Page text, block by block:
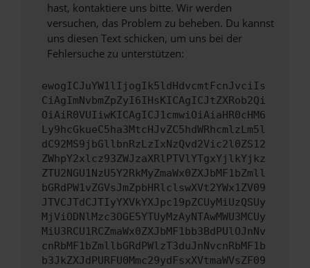
hast, kontaktiere uns bitte. Wir werden
versuchen, das Problem zu beheben. Du kannst
uns diesen Text schicken, um uns bei der
Fehlersuche zu unterstützen:
ewogICJuYW1lIjogIk5ldHdvcmtFcnJvciIs
CiAgImNvbmZpZyI6IHsKICAgICJtZXRob2Qi
OiAiR0VUIiwKICAgICJ1cmwiOiAiaHR0cHM6
Ly9hcGkueC5ha3MtcHJvZC5hdWRhcmlzLm5l
dC92MS9jbGllbnRzLzIxNzQvd2Vic2l0ZS12
ZWhpY2xlcz93ZWJzaXRlPTVlYTgxYjlkYjkz
ZTU2NGU1NzU5Y2RkMyZmaWx0ZXJbMF1bZmll
bGRdPW1vZGVsJmZpbHRlclswXVt2YWx1ZV09
JTVCJTdCJTIyYXVkYXJpc19pZCUyMiUzQSUy
MjViODNlMzc3OGE5YTUyMzAyNTAwMWU3MCUy
MiU3RCU1RCZmaWx0ZXJbMF1bb3BdPUlOJnNv
cnRbMF1bZmllbGRdPWlzT3duJnNvcnRbMF1b
b3JkZXJdPURFU0Mmc29ydFsxXVtmaWVsZF09